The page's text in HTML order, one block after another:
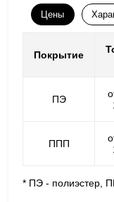
Цены
Покрытие
ПЭ
ППП
* ПЭ - полиэстер,